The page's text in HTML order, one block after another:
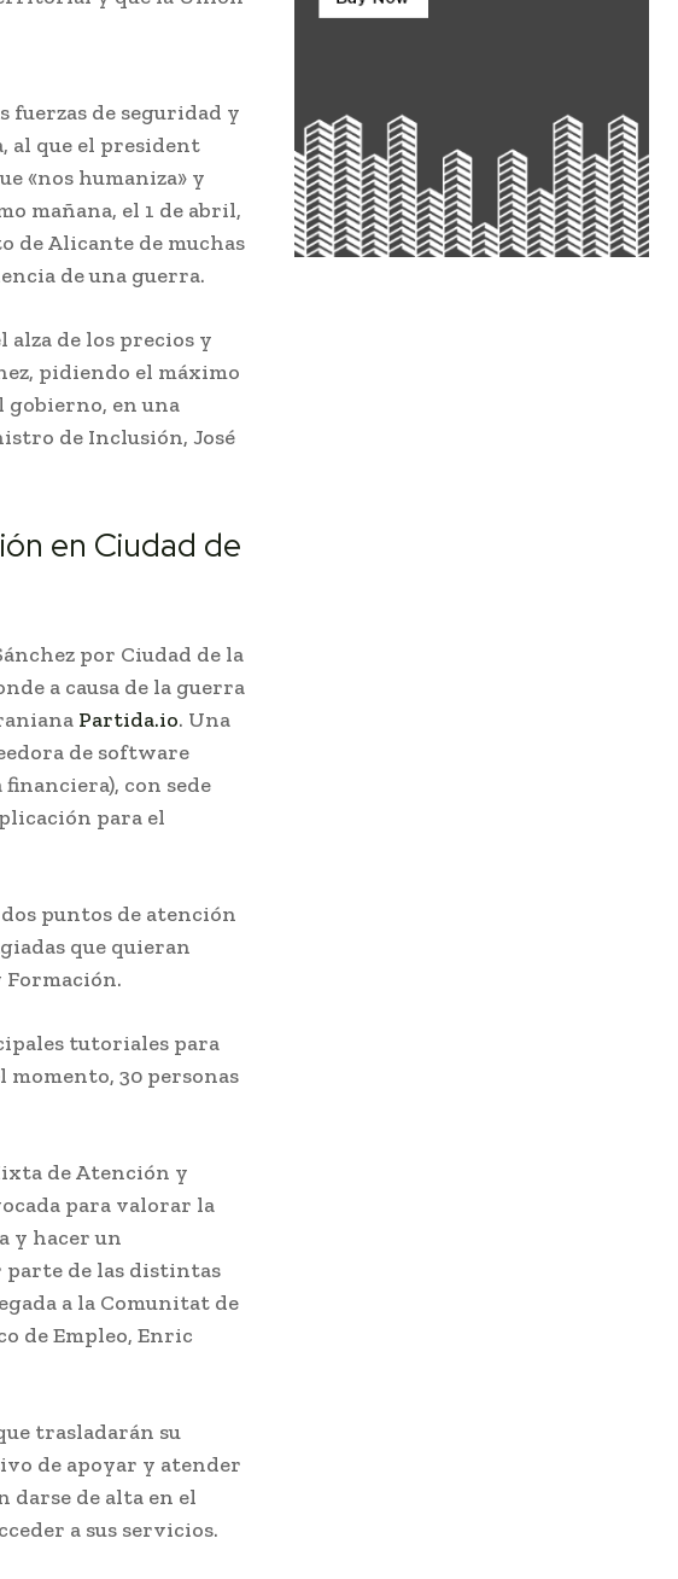
fuerzas de seguridad y
al que el president
«nos humaniza» y
mañana, el 1 de abril,
de Alicante de muchas
de una guerra.
alza de los precios y
pidiendo el máximo
gobierno, en una
de Inclusión, José
en Ciudad de
por Ciudad de la
a causa de la guerra
Partida.io. Una
de software
con sede
para el
puntos de atención
que quieran
Formación.
tutoriales para
momento, 30 personas
de Atención y
para valorar la
y hacer un
parte de las distintas
a la Comunitat de
de Empleo, Enric
trasladarán su
de apoyar y atender
darse de alta en el
a sus servicios.